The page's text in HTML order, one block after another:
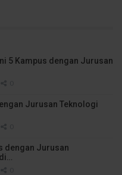
5 Kampus dengan Jurusan
Jurusan Teknologi
dengan Jurusan